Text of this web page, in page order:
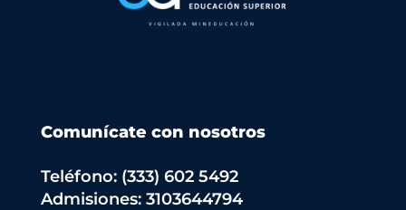
Comunícate con nosotros
Teléfono: (333) 602 5492
Admisiones: 3103644794